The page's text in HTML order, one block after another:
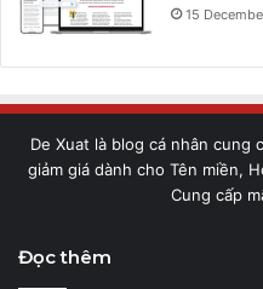
15
De Xuat là blog cá nhân cung
giảm giá dành cho Tên miền,
Cung cấp
Đọc thêm